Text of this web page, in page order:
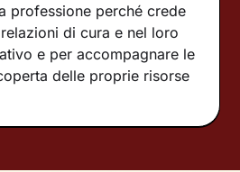
professione perché crede
di cura e nel loro
e per accompagnare le
delle proprie risorse